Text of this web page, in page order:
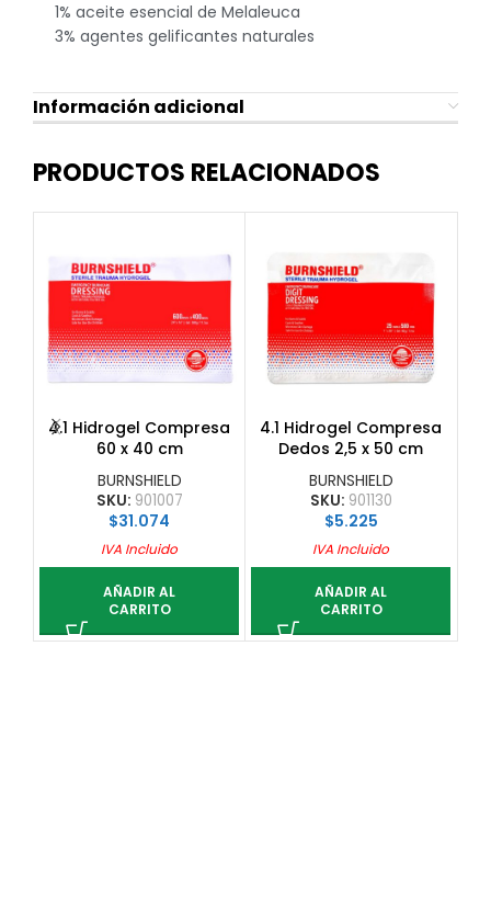
1% aceite esencial de Melaleuca
3% agentes gelificantes naturales
Información adicional
PRODUCTOS RELACIONADOS
4.1 Hidrogel Compresa
60 x 40 cm
BURNSHIELD
SKU: 901007
$31.074
IVA Incluido
AÑADIR AL
CARRITO
4.1 Hidrogel Compresa
Dedos 2,5 x 50 cm
BURNSHIELD
SKU: 901130
$5.225
IVA Incluido
AÑADIR AL
CARRITO